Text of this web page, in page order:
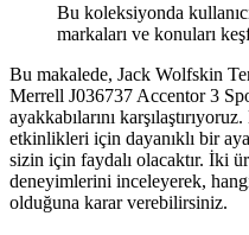
Bu koleksiyonda
markaları ve konuları
Bu makalede, Jack Wolfskin
Merrell J036737 Accentor 3
ayakkabılarını
etkinlikleri için dayanıklı bir
sizin için faydalı olacaktır. İki
deneyimlerini inceleyerek,
olduğuna karar verebilirsiniz.